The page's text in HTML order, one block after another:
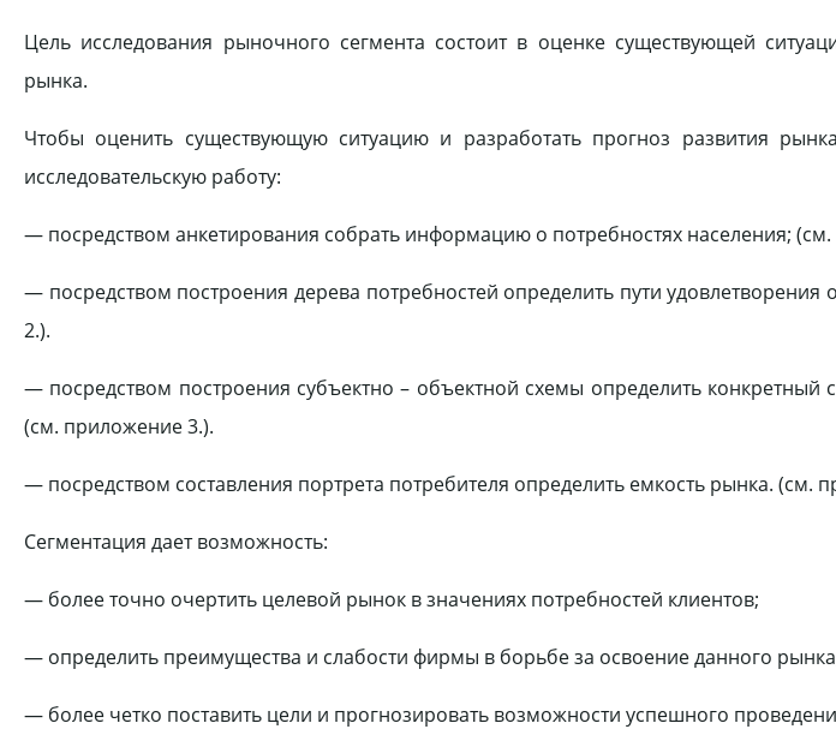
Цель исследования рыночного сегмента состоит в оценке существующей
рынка.
Чтобы оценить существующую ситуацию и разработать прогноз развития
исследовательскую работу:
— посредством анкетирования собрать информацию о потребностях населения;
— посредством построения дерева потребностей определить пути
2.).
— посредством построения субъектно – объектной схемы определить конкретный
(см. приложение 3.).
— посредством составления портрета потребителя определить емкость рынка. (см.
Сегментация дает возможность:
— более точно очертить целевой рынок в значениях потребностей клиентов;
— определить преимущества и слабости фирмы в борьбе за освоение данного
— более четко поставить цели и прогнозировать возможности успешного